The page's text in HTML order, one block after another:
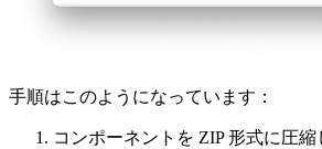
手順はこのようになっています：
コンポーネントを ZIP 形式に圧縮